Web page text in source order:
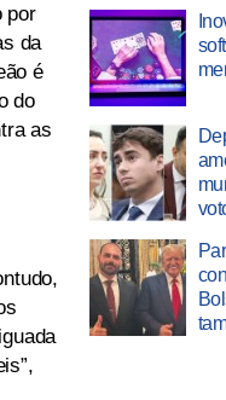
por
da
é
do
as